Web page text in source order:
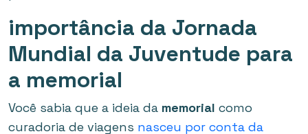
importância da Jornada
Mundial da Juventude para
a memorial
Você sabia que a ideia da memorial como
curadoria de viagens nasceu por conta da